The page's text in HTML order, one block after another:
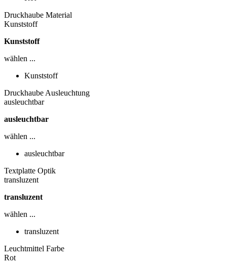
Druckhaube Material
Kunststoff
Kunststoff
wählen ...
Kunststoff
Druckhaube Ausleuchtung
ausleuchtbar
ausleuchtbar
wählen ...
ausleuchtbar
Textplatte Optik
transluzent
transluzent
wählen ...
transluzent
Leuchtmittel Farbe
Rot